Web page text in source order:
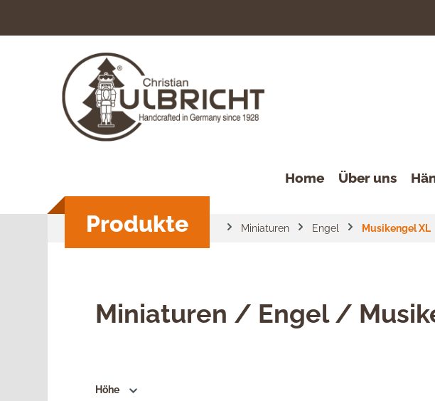
Home
Produkte
Über uns
Miniaturen Engel Musikengel XL
Miniaturen / Engel /
Höhe